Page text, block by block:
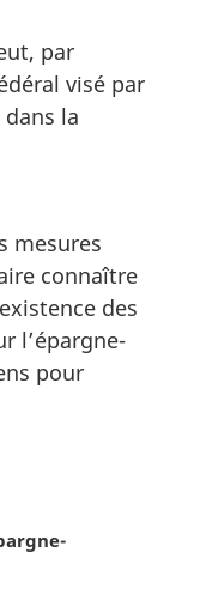
par
visé par
la
mesures
connaître
des
l’épargne-
pour